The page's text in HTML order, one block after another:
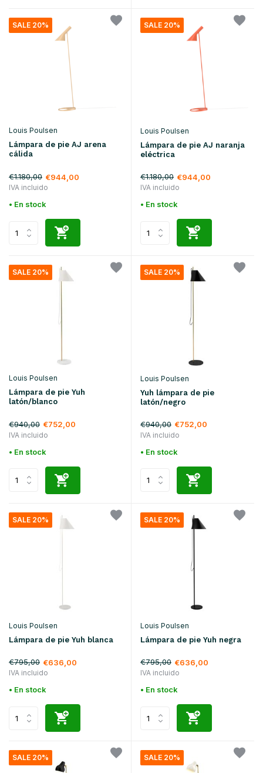
SALE 20%
Louis Poulsen
Lámpara de pie AJ arena
cálida
€1.180,00 €944,00
IVA incluido
• En stock
SALE 20%
Louis Poulsen
Lámpara de pie AJ naranja
eléctrica
€1.180,00 €944,00
IVA incluido
• En stock
SALE 20%
Louis Poulsen
Lámpara de pie Yuh
latón/blanco
€940,00 €752,00
IVA incluido
• En stock
SALE 20%
Louis Poulsen
Yuh lámpara de pie
latón/negro
€940,00 €752,00
IVA incluido
• En stock
SALE 20%
Louis Poulsen
Lámpara de pie Yuh blanca
€795,00 €636,00
IVA incluido
• En stock
SALE 20%
Louis Poulsen
Lámpara de pie Yuh negra
€795,00 €636,00
IVA incluido
• En stock
SALE 20% SALE 20%